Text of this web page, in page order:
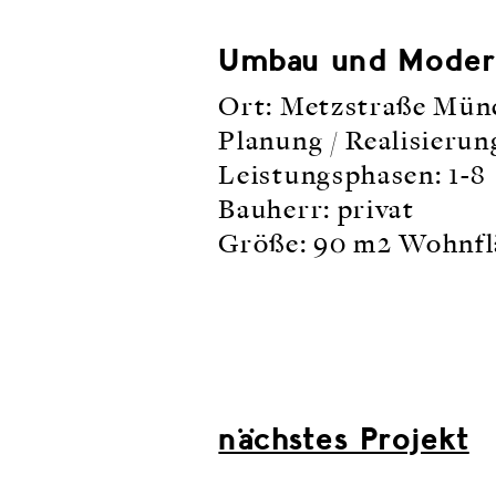
Umbau und
Ort: Metzstraße
Planung /
Leistungsphasen: 1-8
Bauherr: privat
Größe: 90 m2
nächstes Projekt